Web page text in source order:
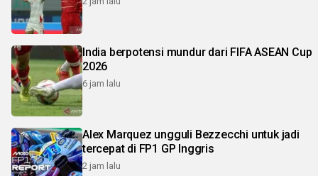
India berpotensi mundur dari FIFA ASEAN Cup
2026
6 jam lalu
Alex Marquez ungguli Bezzecchi untuk jadi
tercepat di FP1 GP Inggris
2 jam lalu